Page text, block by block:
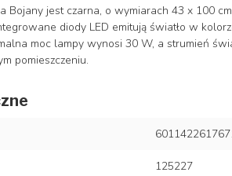
Bojany jest czarna, o wymiarach 43 x 100
diody LED emitują światło w
moc lampy wynosi 30 W, a strumień
pomieszczeniu.
125227